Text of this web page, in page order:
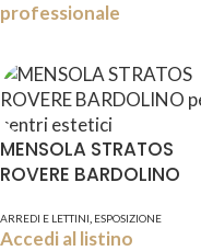
professionale
MENSOLA STRATOS
ROVERE BARDOLINO
ARREDI E LETTINI ESPOSIZIONE
Accedi al listino